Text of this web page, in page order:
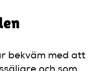
bekväm med att